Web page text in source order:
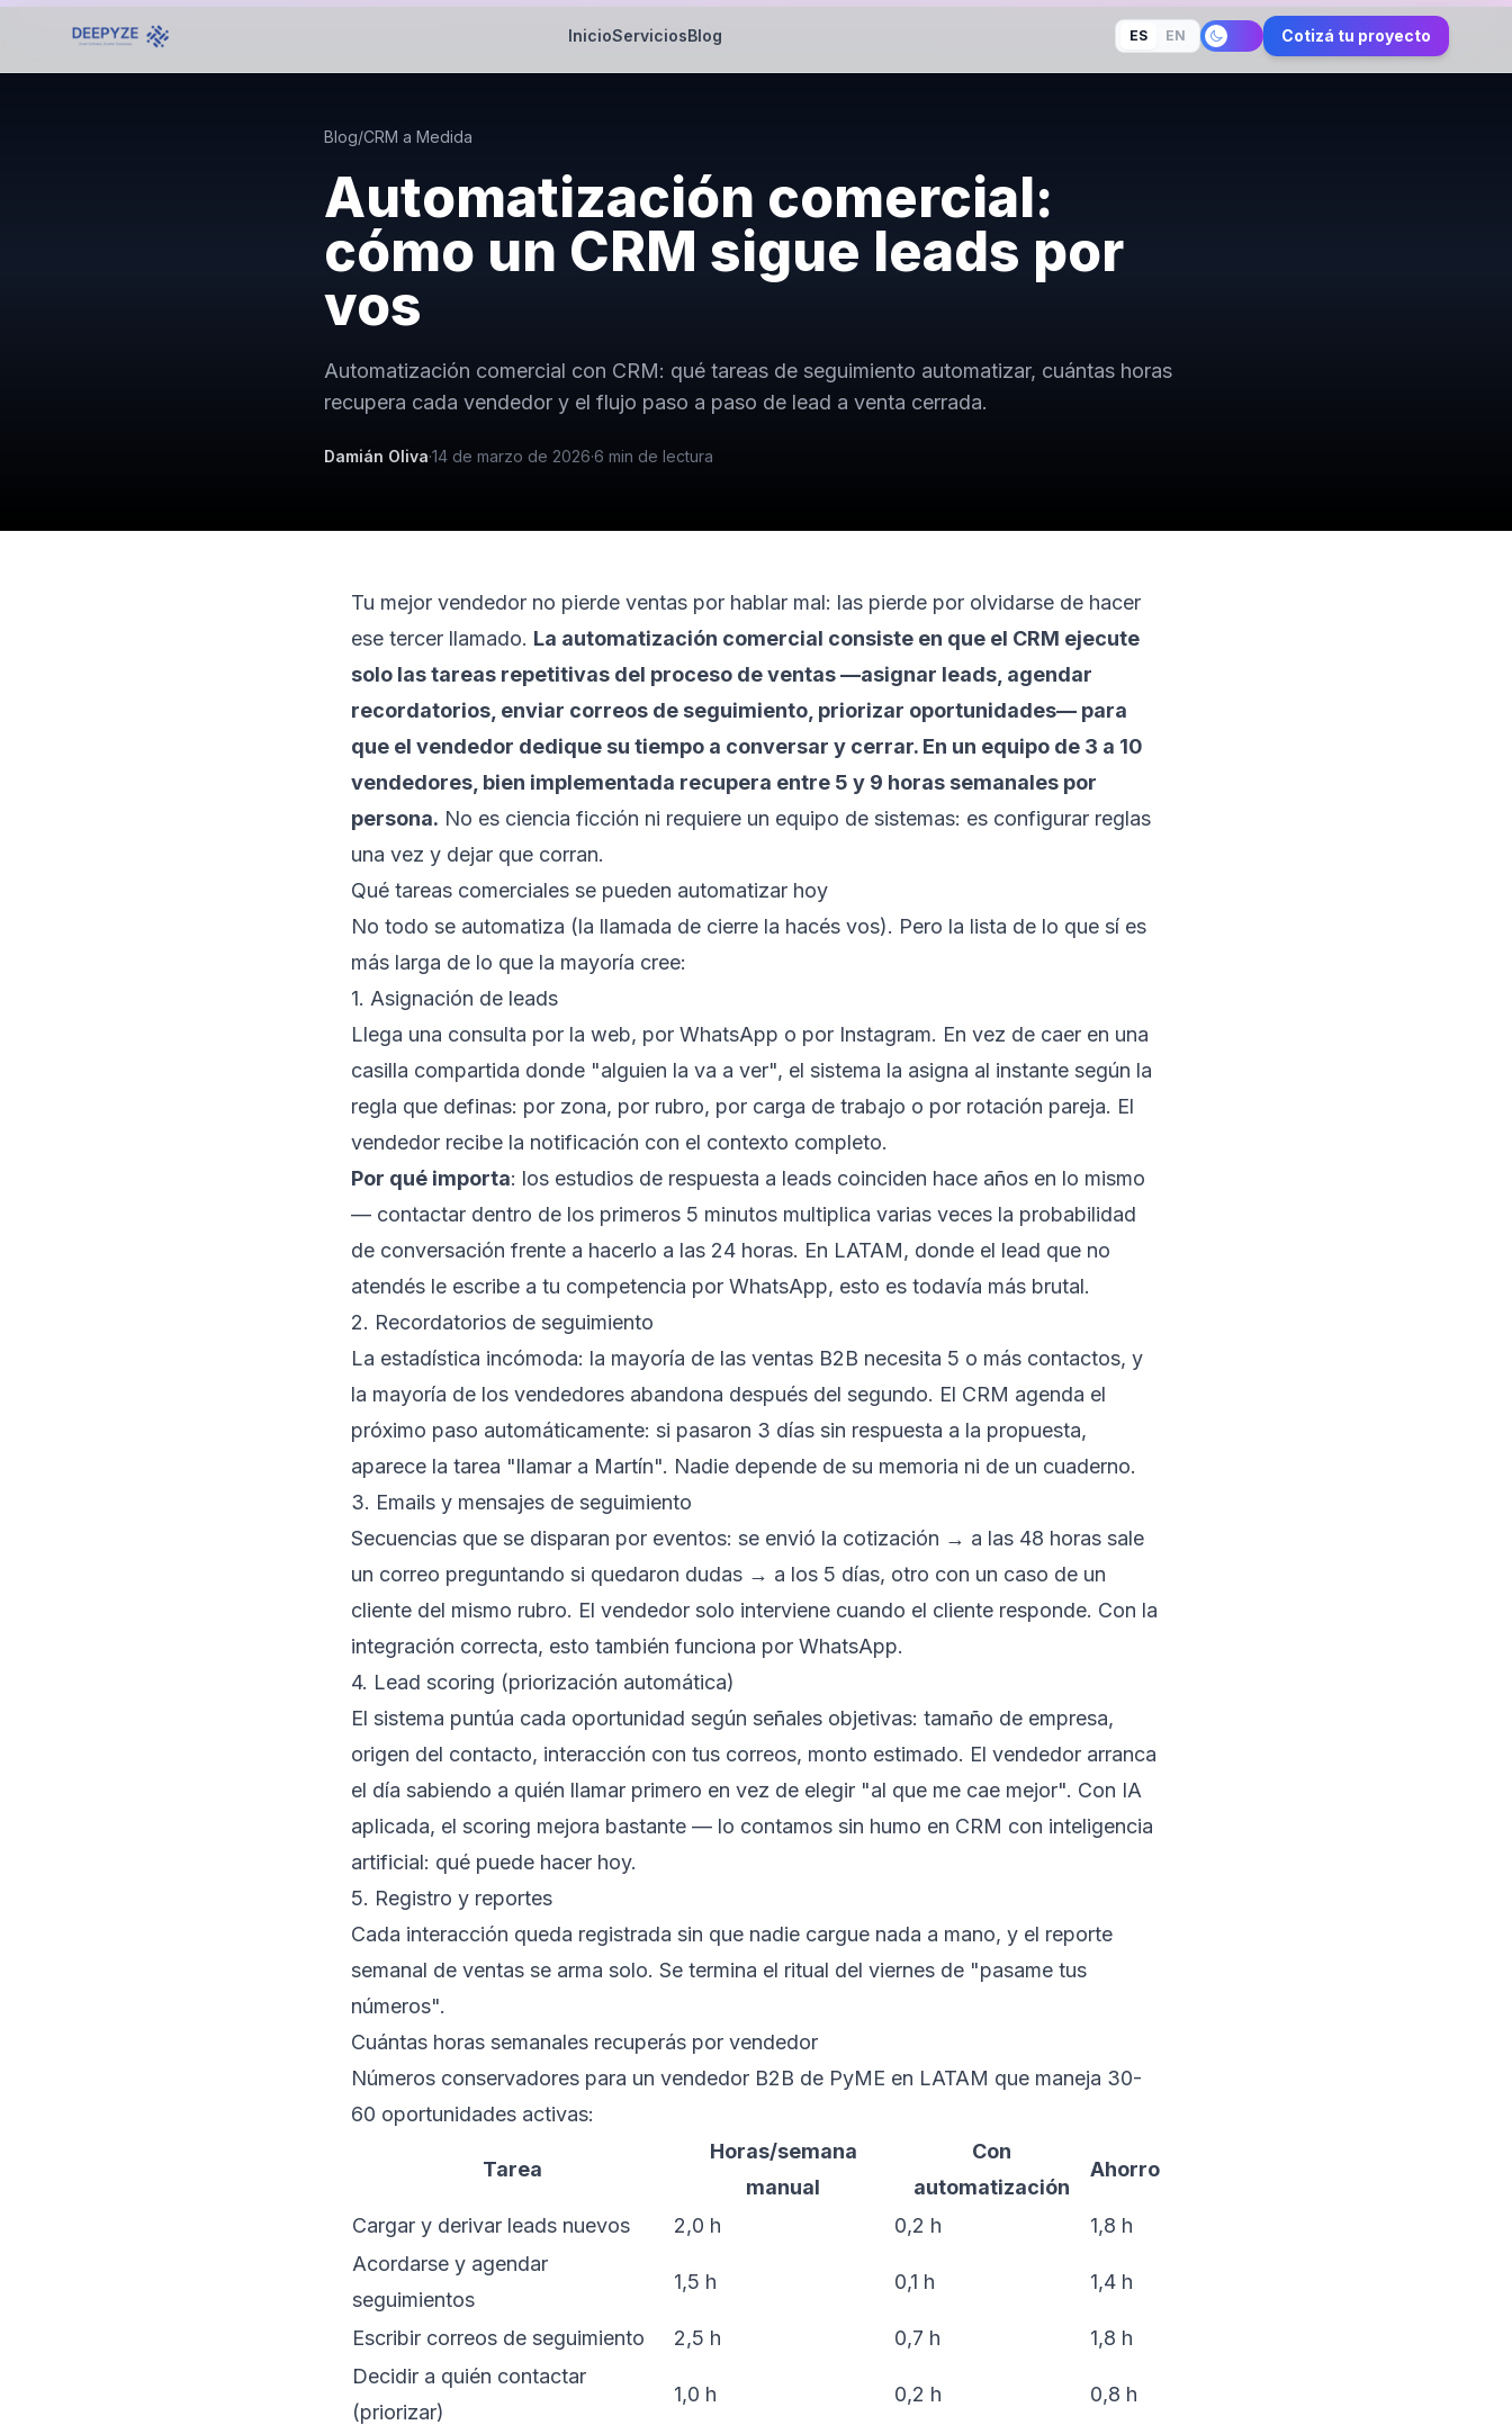
InicioServiciosBlog ES EN Cotizá tu proyecto
Blog/CRM a Medida
Automatización comercial:
cómo un CRM sigue leads por
vos
Automatización comercial con CRM: qué tareas de seguimiento automatizar, cuántas horas
recupera cada vendedor y el flujo paso a paso de lead a venta cerrada.
Damián Oliva·14 de marzo de 2026·6 min de lectura
Tu mejor vendedor no pierde ventas por hablar mal: las pierde por olvidarse de hacer
ese tercer llamado. La automatización comercial consiste en que el CRM ejecute
solo las tareas repetitivas del proceso de ventas —asignar leads, agendar
recordatorios, enviar correos de seguimiento, priorizar oportunidades— para
que el vendedor dedique su tiempo a conversar y cerrar. En un equipo de 3 a 10
vendedores, bien implementada recupera entre 5 y 9 horas semanales por
persona. No es ciencia ficción ni requiere un equipo de sistemas: es configurar reglas
una vez y dejar que corran.
Qué tareas comerciales se pueden automatizar hoy
No todo se automatiza (la llamada de cierre la hacés vos). Pero la lista de lo que sí es
más larga de lo que la mayoría cree:
1. Asignación de leads
Llega una consulta por la web, por WhatsApp o por Instagram. En vez de caer en una
casilla compartida donde "alguien la va a ver", el sistema la asigna al instante según la
regla que definas: por zona, por rubro, por carga de trabajo o por rotación pareja. El
vendedor recibe la notificación con el contexto completo.
Por qué importa: los estudios de respuesta a leads coinciden hace años en lo mismo
— contactar dentro de los primeros 5 minutos multiplica varias veces la probabilidad
de conversación frente a hacerlo a las 24 horas. En LATAM, donde el lead que no
atendés le escribe a tu competencia por WhatsApp, esto es todavía más brutal.
2. Recordatorios de seguimiento
La estadística incómoda: la mayoría de las ventas B2B necesita 5 o más contactos, y
la mayoría de los vendedores abandona después del segundo. El CRM agenda el
próximo paso automáticamente: si pasaron 3 días sin respuesta a la propuesta,
aparece la tarea "llamar a Martín". Nadie depende de su memoria ni de un cuaderno.
3. Emails y mensajes de seguimiento
Secuencias que se disparan por eventos: se envió la cotización → a las 48 horas sale
un correo preguntando si quedaron dudas → a los 5 días, otro con un caso de un
cliente del mismo rubro. El vendedor solo interviene cuando el cliente responde. Con la
integración correcta, esto también funciona por WhatsApp.
4. Lead scoring (priorización automática)
El sistema puntúa cada oportunidad según señales objetivas: tamaño de empresa,
origen del contacto, interacción con tus correos, monto estimado. El vendedor arranca
el día sabiendo a quién llamar primero en vez de elegir "al que me cae mejor". Con IA
aplicada, el scoring mejora bastante — lo contamos sin humo en CRM con inteligencia
artificial: qué puede hacer hoy.
5. Registro y reportes
Cada interacción queda registrada sin que nadie cargue nada a mano, y el reporte
semanal de ventas se arma solo. Se termina el ritual del viernes de "pasame tus
números".
Cuántas horas semanales recuperás por vendedor
Números conservadores para un vendedor B2B de PyME en LATAM que maneja 30-
60 oportunidades activas:
Tarea
Horas/semana
manual
Con
automatización
Ahorro
Cargar y derivar leads nuevos 2,0 h 0,2 h
1,8 h
Acordarse y agendar
seguimientos
1,5 h 0,1 h 1,4 h
Escribir correos de seguimiento 2,5 h 0,7 h
1,8 h
Decidir a quién contactar
(priorizar)
1,0 h 0,2 h 0,8 h